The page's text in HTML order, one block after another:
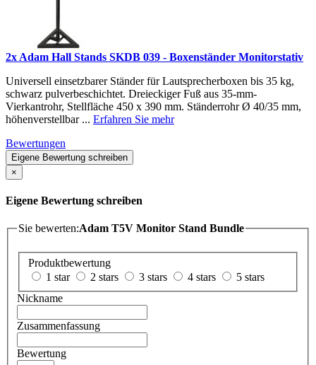
2x Adam Hall Stands SKDB 039 - Boxenständer Monitorstativ
Universell einsetzbarer Ständer für Lautsprecherboxen bis 35 kg,
schwarz pulverbeschichtet. Dreieckiger Fuß aus 35-mm-
Vierkantrohr, Stellfläche 450 x 390 mm. Ständerrohr Ø 40/35 mm,
höhenverstellbar ... Erfahren Sie mehr
Bewertungen
Eigene Bewertung schreiben
×
Eigene Bewertung schreiben
Sie bewerten:Adam T5V Monitor Stand Bundle
Produktbewertung
1 star
2 stars 3 stars 4 stars
5 stars
Nickname
Zusammenfassung
Bewertung